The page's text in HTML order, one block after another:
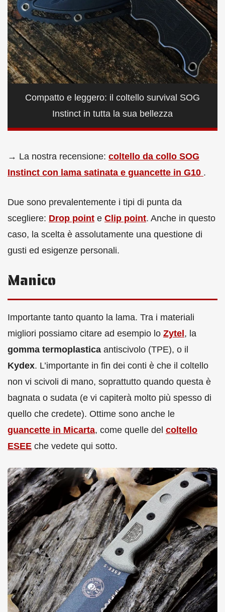
Compatto e leggero: il coltello survival SOG
Instinct in tutta la sua bellezza
→ La nostra recensione: coltello da collo SOG
Instinct con lama satinata e guancette in G10 .
Due sono prevalentemente i tipi di punta da
scegliere: Drop point e Clip point. Anche in questo
caso, la scelta è assolutamente una questione di
gusti ed esigenze personali.
Manico
Importante tanto quanto la lama. Tra i materiali
migliori possiamo citare ad esempio lo Zytel , la
gomma termoplastica antiscivolo (TPE), o il
Kydex. L’importante in fin dei conti è che il coltello
non vi scivoli di mano, soprattutto quando questa è
bagnata o sudata (e vi capiterà molto più spesso di
quello che credete). Ottime sono anche le
guancette in Micarta, come quelle del coltello
ESEE che vedete qui sotto.